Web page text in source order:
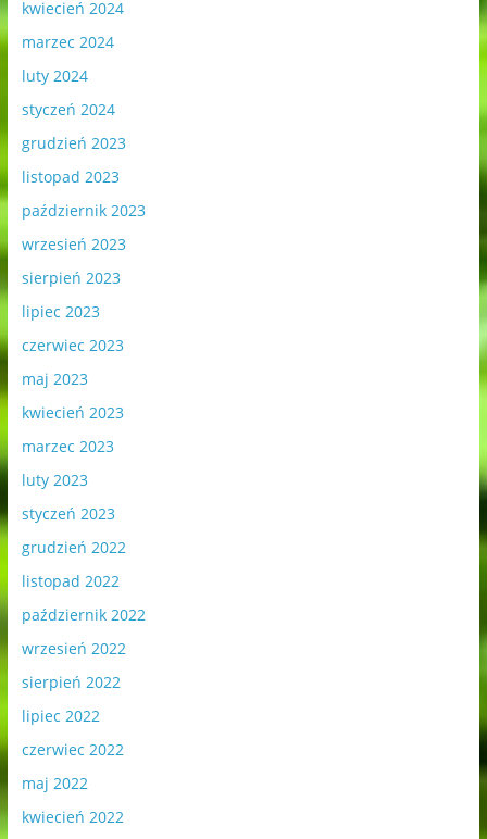
kwiecień 2024
marzec 2024
luty 2024
styczeń 2024
grudzień 2023
listopad 2023
październik 2023
wrzesień 2023
sierpień 2023
lipiec 2023
czerwiec 2023
maj 2023
kwiecień 2023
marzec 2023
luty 2023
styczeń 2023
grudzień 2022
listopad 2022
październik 2022
wrzesień 2022
sierpień 2022
lipiec 2022
czerwiec 2022
maj 2022
kwiecień 2022